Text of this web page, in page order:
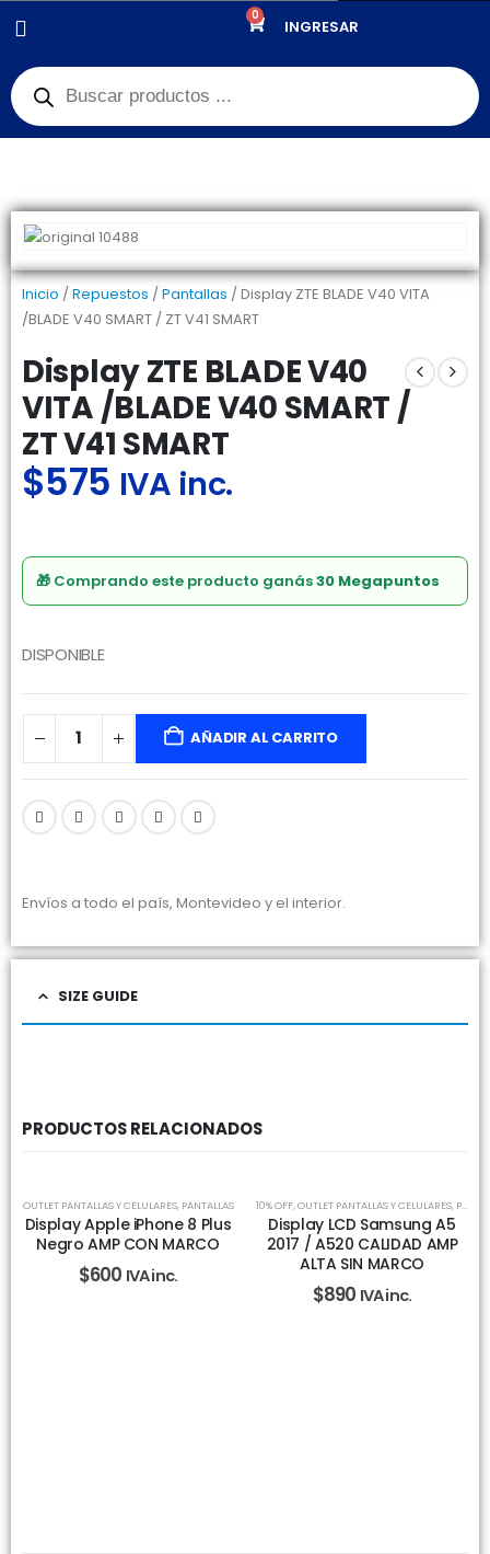
0
INGRESAR
DISPLAY ZTE BLADE V40 VITA /BLADE V40 SMART / ZT V41 SMART
Inicio /Repuestos /Pantallas / Display ZTE BLADE V40 VITA
/BLADE V40 SMART / ZT V41 SMART
Display ZTE BLADE V40
VITA /BLADE V40 SMART /
ZT V41 SMART
$575 IVA inc.
🎁 Comprando este producto ganás30 Megapuntos
DISPONIBLE
AÑADIR AL CARRITO
Envíos a todo el país, Montevideo y el interior.
SIZE GUIDE
PRODUCTOS RELACIONADOS
OUTLET PANTALLAS Y CELULARES, PANTALLAS
Display Apple iPhone 8 Plus
Negro AMP CON MARCO
$600 IVA inc.
10% OFF,OUTLET PANTALLAS Y CELULARES, PANTALLAS
Display LCD Samsung A5
2017 / A520 CALIDAD AMP
ALTA SIN MARCO
$890 IVA inc.